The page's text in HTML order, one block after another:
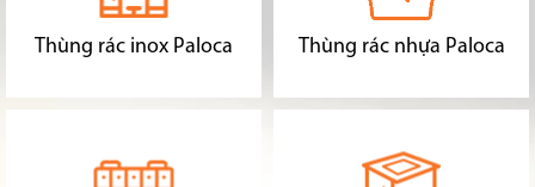
Thùng rác inox Paloca Thùng rác nhựa Paloca